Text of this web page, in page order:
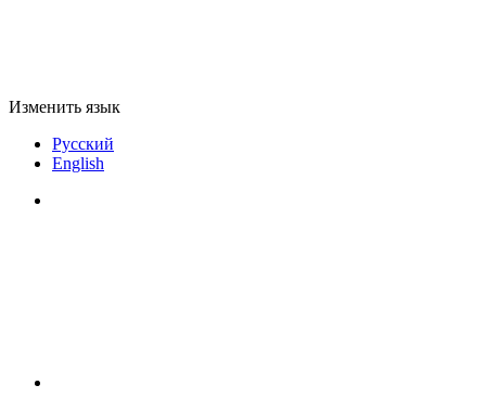
Изменить язык
Русский
English